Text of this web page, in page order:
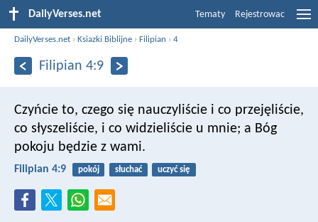
DailyVerses.net Tematy Rejestrowac
DailyVerses.net ›Ksiazki Biblijne ›Filipian ›4
Filipian 4:9
Czyńcie to, czego się nauczyliście i co przejęliście,
co słyszeliście, i co widzieliście u mnie; a Bóg
pokoju będzie z wami.
Filipian 4:9 pokój słuchać uczyć się